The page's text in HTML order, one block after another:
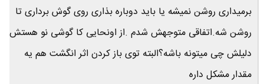
برمیداری روشن نمیشه یا باید دوباره بذاری روی گوش برداری تا
روشن شه.اتفاقی متوجهش شدم .از اونحایی کا گوشی نو هستش
دلیلش چی میتونه باشه؟البته توی باز کردن اثر انگشت هم یه
مقدار مشکل داره